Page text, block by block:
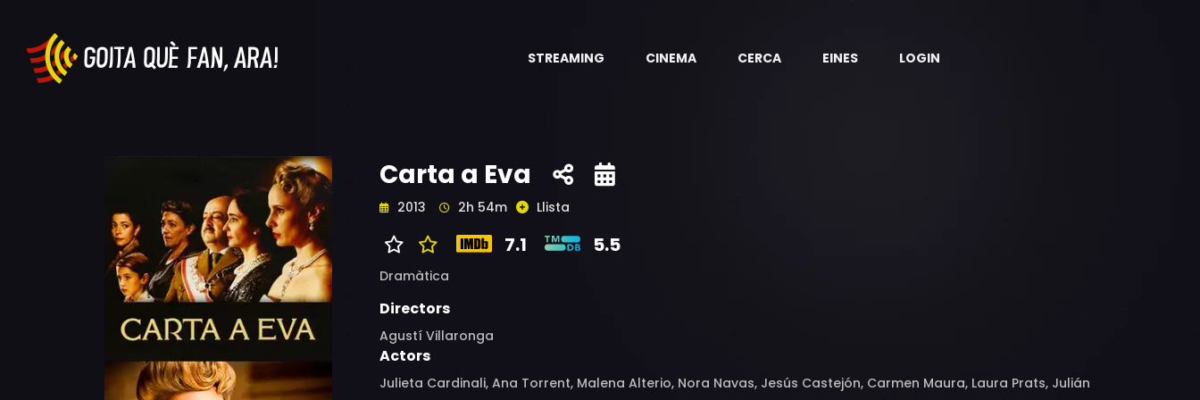
STREAMING CINEMA CERCA EINES LOGIN
Carta a Eva
2013 2h 54m Llista
7.1 5.5
Dramàtica
Directors
Agustí Villaronga
Actors
Julieta Cardinali, Ana Torrent, Malena Alterio, Nora Navas, Jesús Castejón, Carmen Maura, Laura Prats, Julián